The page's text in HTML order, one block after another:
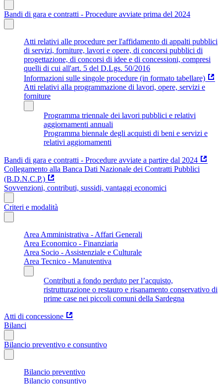
Bandi di gara e contratti - Procedure avviate prima del 2024
Atti relativi alle procedure per l'affidamento di appalti pubblici
di servizi, forniture, lavori e opere, di concorsi pubblici di
progettazione, di concorsi di idee e di concessioni, compresi
quelli di cui all'art. 5 del D.Lgs. 50/2016
Informazioni sulle singole procedure (in formato tabellare)
Atti relativi alla programmazione di lavori, opere, servizi e
forniture
Programma triennale dei lavori pubblici e relativi
aggiornamenti annuali
Programma biennale degli acquisti di beni e servizi e
relativi aggiornamenti
Bandi di gara e contratti - Procedure avviate a partire dal 2024
Collegamento alla Banca Dati Nazionale dei Contratti Pubblici
(B.D.N.C.P.)
Sovvenzioni, contributi, sussidi, vantaggi economici
Criteri e modalità
Area Amministrativa - Affari Generali
Area Economico - Finanziaria
Area Socio - Assistenziale e Culturale
Area Tecnico - Manutentiva
Contributi a fondo perduto per l’acquisto,
ristrutturazione o restauro e risanamento conservativo di
prime case nei piccoli comuni della Sardegna
Atti di concessione
Bilanci
Bilancio preventivo e consuntivo
Bilancio preventivo
Bilancio consuntivo